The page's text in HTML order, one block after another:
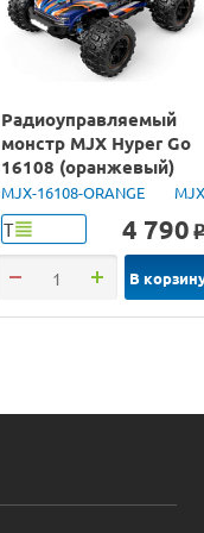
Радиоуправляемый
монстр MJX Hyper Go
16108 (оранжевый)
4WD 2.4G LED 1/16
RTR
MJX-16108-ORANGE MJX
Т 4 790 o
В